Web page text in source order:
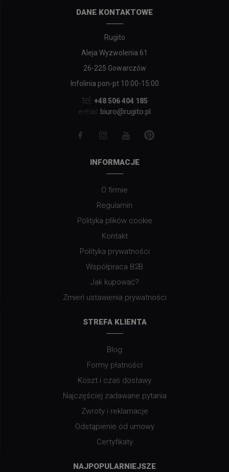
DANE KONTAKTOWE
Rugito
Aleja Wyzwolenia 61
26-225 Gowarczów
Infolinia pon-pt 10:00-15:00
tel. +48 506 404 185
e-mail: biuro@rugito.pl
INFORMACJE
O firmie
Regulamin
Polityka plików cookie
Kontakt
Polityka prywatności
Współpraca B2B
Jak kupować?
Zmień ustawienia prywatności
STREFA KLIENTA
Blog
Formy płatności
Koszt i czas dostawy
Najczęściej zadawane pytania
Zwroty i reklamacje
Odstąpienie od umowy
Certyfikaty
NAJPOPULARNIEJSZE